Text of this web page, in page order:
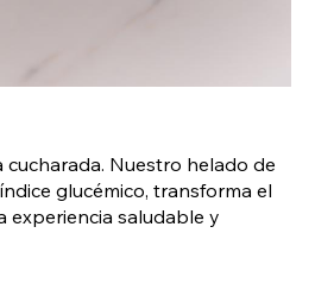
cucharada. Nuestro helado de
glucémico, transforma el
experiencia saludable y